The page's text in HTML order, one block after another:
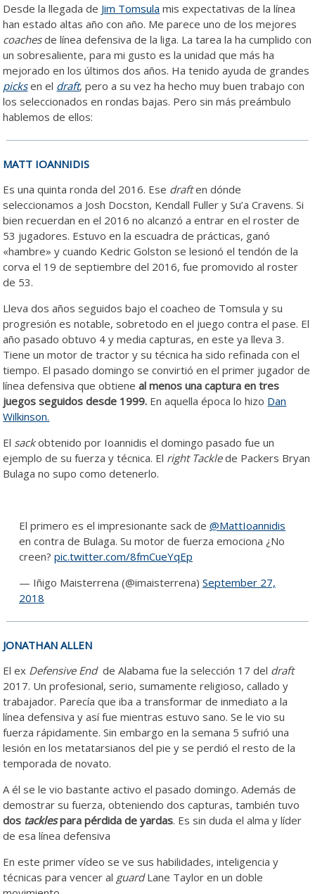
Desde la llegada de Jim Tomsula mis expectativas de la línea
han estado altas año con año. Me parece uno de los mejores
coachesde línea defensiva de la liga. La tarea la ha cumplido con
un sobresaliente, para mi gusto es la unidad que más ha
mejorado en los últimos dos años. Ha tenido ayuda de grandes
picksen el draft, pero a su vez ha hecho muy buen trabajo con
los seleccionados en rondas bajas. Pero sin más preámbulo
hablemos de ellos:
MATT IOANNIDIS
Es una quinta ronda del 2016. Ese draften dónde
seleccionamos a Josh Docston, Kendall Fuller y Su’a Cravens. Si
bien recuerdan en el 2016 no alcanzó a entrar en el roster de
53 jugadores. Estuvo en la escuadra de prácticas, ganó
«hambre» y cuando Kedric Golston se lesionó el tendón de la
corva el 19 de septiembre del 2016, fue promovido al roster
de 53.
Lleva dos años seguidos bajo el coacheo de Tomsula y su
progresión es notable, sobretodo en el juego contra el pase. El
año pasado obtuvo 4 y media capturas, en este ya lleva 3.
Tiene un motor de tractor y su técnica ha sido refinada con el
tiempo. El pasado domingo se convirtió en el primer jugador de
línea defensiva que obtiene al menos una captura en tres
juegos seguidos desde 1999. En aquella época lo hizo Dan
Wilkinson.
El sackobtenido por Ioannidis el domingo pasado fue un
ejemplo de su fuerza y técnica. El right Tacklede Packers Bryan
Bulaga no supo como detenerlo.
El primero es el impresionante sack de @MattIoannidis
en contra de Bulaga. Su motor de fuerza emociona ¿No
creen? pic.twitter.com/8fmCueYqEp
— Iñigo Maisterrena (@imaisterrena) September 27,
2018
JONATHAN ALLEN
El ex Defensive Endde Alabama fue la selección 17 del draft
2017. Un profesional, serio, sumamente religioso, callado y
trabajador. Parecía que iba a transformar de inmediato a la
línea defensiva y así fue mientras estuvo sano. Se le vio su
fuerza rápidamente. Sin embargo en la semana 5 sufrió una
lesión en los metatarsianos del pie y se perdió el resto de la
temporada de novato.
A él se le vio bastante activo el pasado domingo. Además de
demostrar su fuerza, obteniendo dos capturas, también tuvo
dos tacklespara pérdida de yardas. Es sin duda el alma y líder
de esa línea defensiva
En este primer vídeo se ve sus habilidades, inteligencia y
técnicas para vencer al guardLane Taylor en un doble